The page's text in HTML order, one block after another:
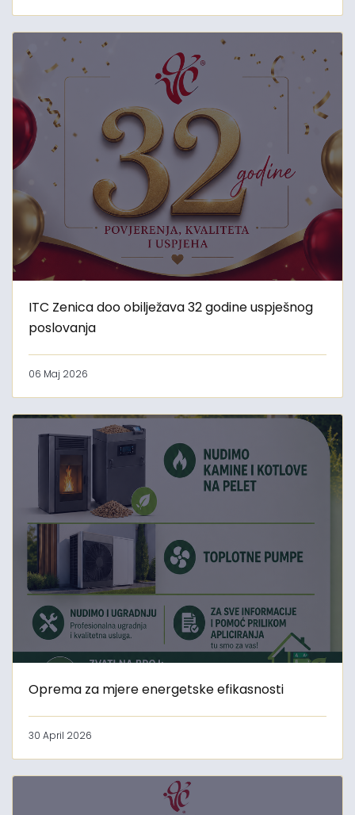
ITC Zenica doo obilježava 32 godine uspješnog
poslovanja
06 Maj 2026
Oprema za mjere energetske efikasnosti
30 April 2026